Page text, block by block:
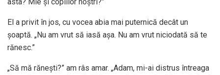
El a privit în jos, cu vocea abia mai puternică decât un
șoaptă. „Nu am vrut să iasă așa. Nu am vrut niciodată să te
rănesc.”
„Să mă rănești?” am râs amar. „Adam, mi-ai distrus întreaga